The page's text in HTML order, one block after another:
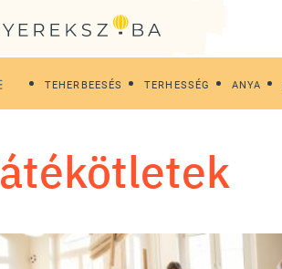
TEHERBEESÉS TERHESSÉG ANYA
játékötletek